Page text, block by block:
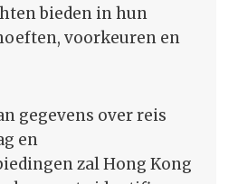
bieden in hun
voorkeuren en
gegevens over reis
en
zal Hong Kong